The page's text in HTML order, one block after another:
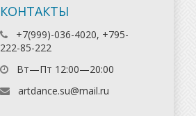
КОНТАКТЫ
+7(999)-036-4020, +795-
222-85-222
Вт—Пт 12:00—20:00
artdance.su@mail.ru